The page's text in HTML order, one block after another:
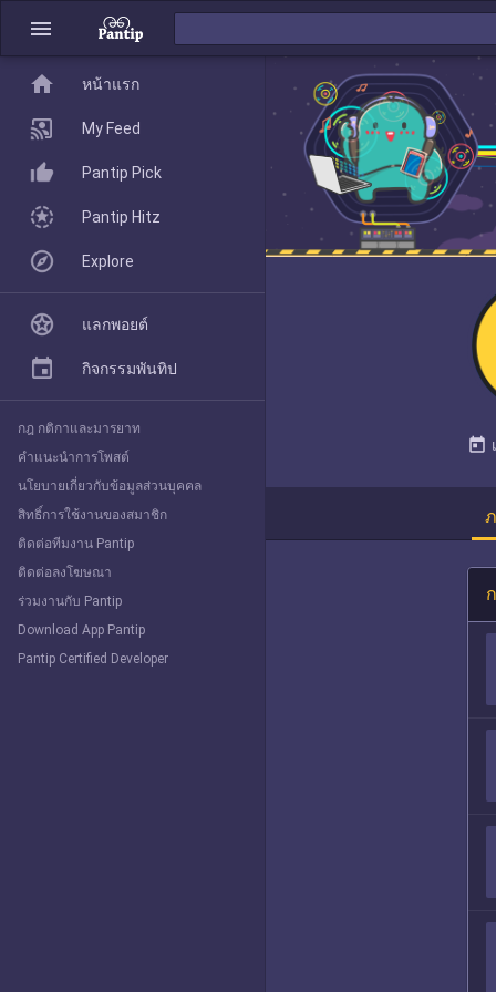
menu
today
home
Pantip Pick
Explore
home หน้าแรก
My Feed
Pantip Pick
Pantip Hitz
Explore
แลกพอยต์
กิจกรรมพันทิป
กฎ กติกาและมารยาท
คำแนะนำการโพสต์
นโยบายเกี่ยวกับข้อมูลส่วนบุคคล
สิทธิ์การใช้งานของสมาชิก
ติดต่อทีมงาน Pantip
ติดต่อลงโฆษณา
ร่วมงานกับ Pantip
Download App Pantip
Pantip Certified Developer